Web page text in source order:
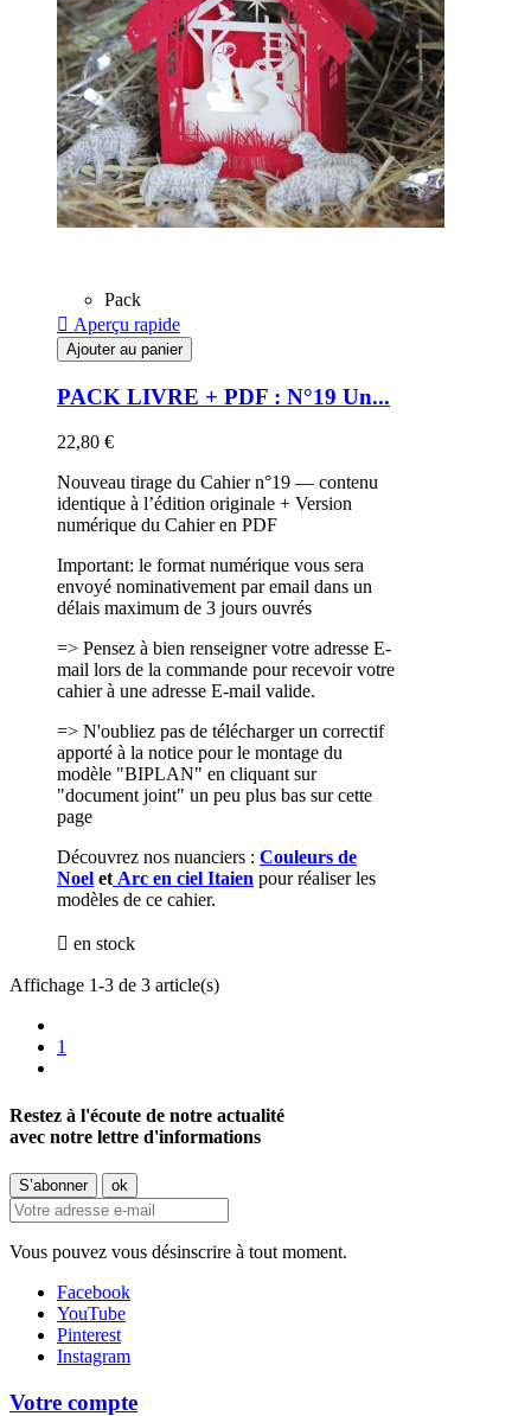
Pack
 Aperçu rapide
Ajouter au panier
PACK LIVRE + PDF : N°19 Un...
22,80 €
Nouveau tirage du Cahier n°19 — contenu
identique à l’édition originale + Version
numérique du Cahier en PDF
Important: le format numérique vous sera
envoyé nominativement par email dans un
délais maximum de 3 jours ouvrés
=> Pensez à bien renseigner votre adresse E-
mail lors de la commande pour recevoir votre
cahier à une adresse E-mail valide.
=> N'oubliez pas de télécharger un correctif
apporté à la notice pour le montage du
modèle "BIPLAN" en cliquant sur
"document joint" un peu plus bas sur cette
page
Découvrez nos nuanciers : Couleurs de
Noel et Arc en ciel Itaien pour réaliser les
modèles de ce cahier.
 en stock
Affichage 1-3 de 3 article(s)
1
Restez à l'écoute de notre actualité
avec notre lettre d'informations
Vous pouvez vous désinscrire à tout moment.
Facebook
YouTube
Pinterest
Instagram
Votre compte